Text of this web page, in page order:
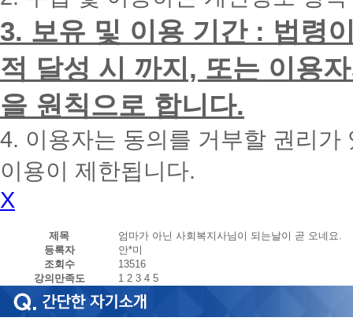
드
리
겠
습
니
다.
3. 보유 및 이용 기간 : 법령
적 달성 시 까지, 또는 이용
을 원칙으로 합니다.
4. 이용자는 동의를 거부할 권리
이용이 제한됩니다.
X
제목
엄마가 아닌 사회복지사님이 되는날이 곧 오네요.
등록자
안*미
조회수
13516
강의만족도
1 2 3 4 5